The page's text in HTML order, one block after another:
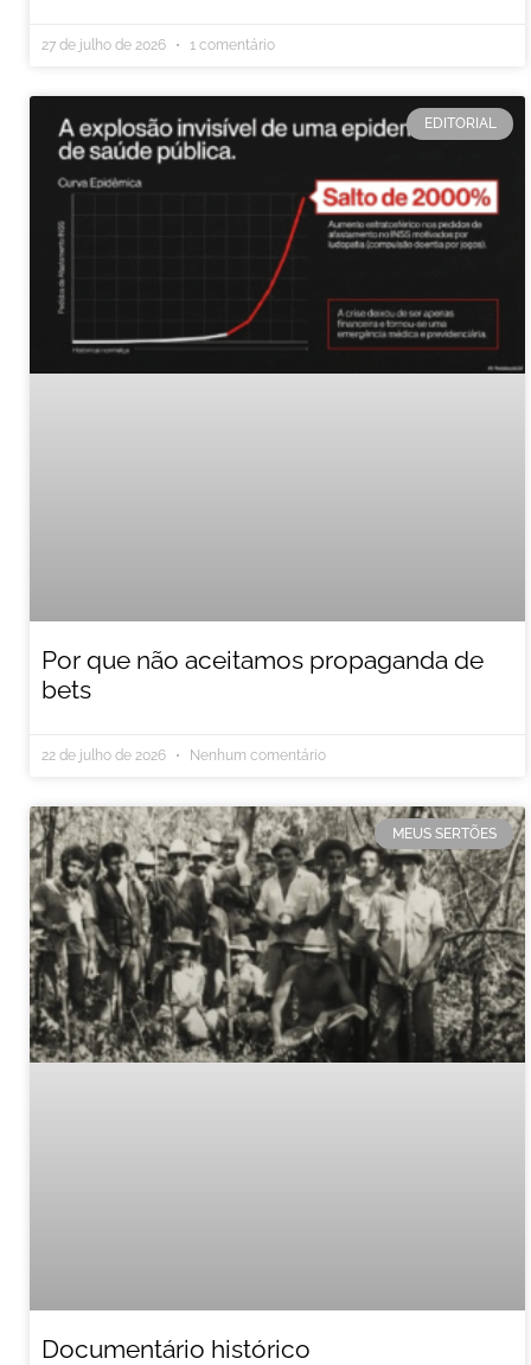
27 de julho de 2026 1 comentário
EDITORIAL
Por que não aceitamos propaganda de
bets
22 de julho de 2026 Nenhum comentário
MEUS SERTÕES
Documentário histórico